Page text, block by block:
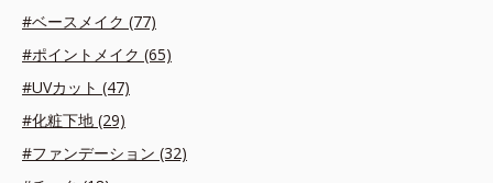
#ベースメイク (77)
#ポイントメイク (65)
#UVカット (47)
#化粧下地 (29)
#ファンデーション (32)